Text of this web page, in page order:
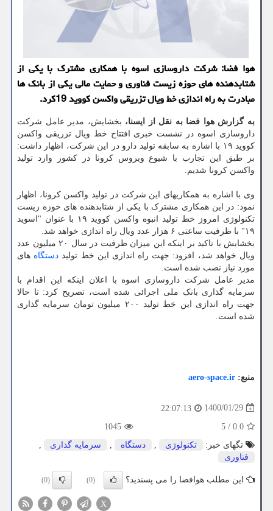
هوا فضا: شرکت داروسازی اسوه با همکاری مشترک با یکی از
شتابدهنده های حوزه زیست فناوری و حمایت مالی یکی از بانک ها
مبادرت به راه اندازی خط ویال تزریقی واکسن کووید 19کرد.
به گزارش هوا فضا به نقل از ایسنا، بخشایش، مدیر عامل شرکت
داروسازی اسوه در نشست خبری افتتاح خط ویال تزریقی واکسن
کووید ۱۹ با اشاره به سابقه تولید دارو در این شرکت، اظهار داشت:
بر طبق این تجارب با شیوع ویروس کرونا در کشور وارد تولید
واکسن کرونا شدیم.
وی با اشاره به همکاریهای این شرکت در تولید واکسن کرونا، اظهار
نمود: در این همکاری مشترک با یکی از شتابدهنده های حوزه زیست
تکنولوژی امروز خط تولید انبوه واکسن کووید ۱۹ با عنوان "اسوید
۱۹" با ظرفیت ساعتی ۶ هزار عدد ویال راه اندازی خواهد شد.
بخشایش با تاکید بر اینکه این میزان ظرفیت در سال ۲۰ میلیون عدد
ویال خواهد شد، افزود: جهت راه اندازی این خط تولید دستگاه های
مورد نیاز نصب شده است.
مدیر عامل شرکت داروسازی اسوه با اعلان اینکه این اقدام با
سرمایه گذاری بانک ملی اجرائی شده است، تصریح کرد: تا حالا
جهت راه اندازی این خط تولید ۲۰۰ میلیون تومان سرمایه گذاری
شده است.
منبع: aero-space.ir
1400/01/29
22:07:13
0.0
/
5
1045
تگهای خبر:
تكنولوژی , دستگاه , سرمایه گذاری
,
فناوری
این مطلب هوافضا را می پسندید؟ (0)
(0)
X